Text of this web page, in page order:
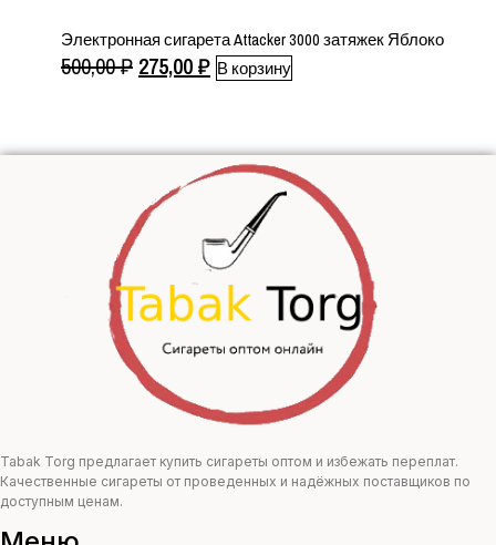
Электронная сигарета Attacker 3000 затяжек Яблоко
500,00₽ Первоначальная
500,00 ₽.
275,00₽Текущая
В корзину
Tabak Torg предлагает купить сигареты оптом и избежать переплат.
Качественные сигареты от проведенных и надёжных поставщиков по
доступным ценам.